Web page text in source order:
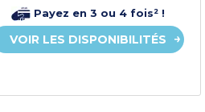
Payez en 3 ou 4 fois² !
VOIR LES DISPONIBILITÉS